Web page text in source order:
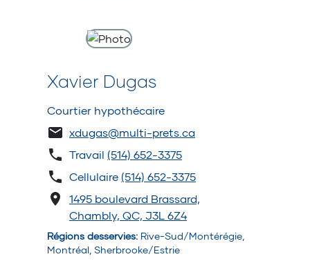
Xavier Dugas
Courtier hypothécaire
xdugas@multi-prets.ca
Travail (514) 652-3375
Cellulaire (514) 652-3375
1495 boulevard Brassard,
Chambly, QC, J3L 6Z4
Régions desservies: Rive-Sud/Montérégie,
Montréal, Sherbrooke/Estrie